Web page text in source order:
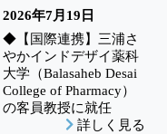
2026年7月19日
◆【国際連携】三浦さ
やかインドデザイ薬科
大学（Balasaheb Desai
College of Pharmacy）
の客員教授に就任
詳しく見る